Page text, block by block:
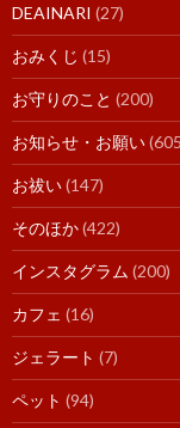
DEAINARI (27)
おみくじ (15)
お守りのこと (200)
お知らせ・お願い
お祓い(147)
そのほか(422)
インスタグラム (200)
カフェ (16)
ジェラート (7)
ペット (94)